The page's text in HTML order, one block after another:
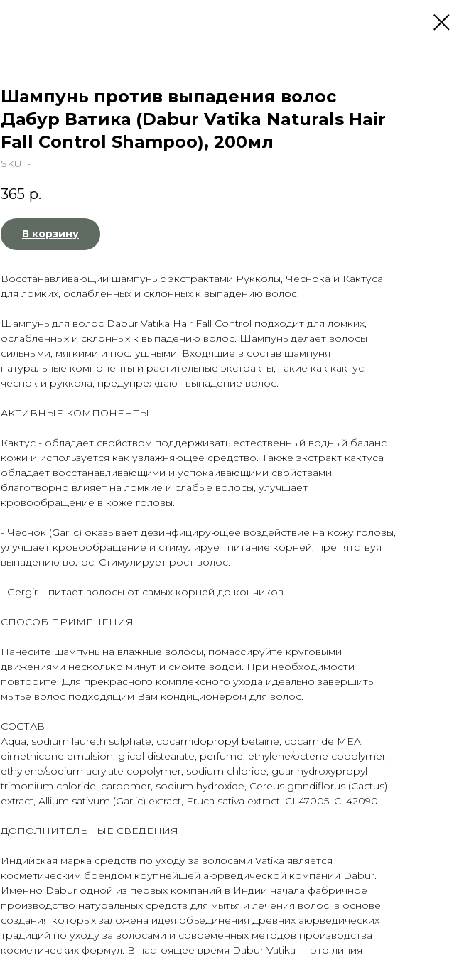
Шампунь против выпадения волос
Дабур Ватика (Dabur Vatika Naturals Hair
Fall Control Shampoo), 200мл
SKU: -
365 р.
В корзину
Восстанавливающий шампунь с экстрактами Рукколы, Чеснока и Кактуса
для ломких, ослабленных и склонных к выпадению волос.
Шампунь для волос Dabur Vatika Hair Fall Control подходит для ломких,
ослабленных и склонных к выпадению волос. Шампунь делает волосы
сильными, мягкими и послушными. Входящие в состав шампуня
натуральные компоненты и растительные экстракты, такие как кактус,
чеснок и руккола, предупреждают выпадение волос.
АКТИВНЫЕ КОМПОНЕНТЫ
Кактус - обладает свойством поддерживать естественный водный баланс
кожи и используется как увлажняющее средство. Также экстракт кактуса
обладает восстанавливающими и успокаивающими свойствами,
благотворно влияет на ломкие и слабые волосы, улучшает
кровообращение в коже головы.
- Чеснок (Garlic) оказывает дезинфицирующее воздействие на кожу головы,
улучшает кровообращение и стимулирует питание корней, препятствуя
выпадению волос. Стимулирует рост волос.
- Gergir – питает волосы от самых корней до кончиков.
СПОСОБ ПРИМЕНЕНИЯ
Нанесите шампунь на влажные волосы, помассируйте круговыми
движениями несколько минут и смойте водой. При необходимости
повторите. Для прекрасного комплексного ухода идеально завершить
мытьё волос подходящим Вам кондиционером для волос.
СОСТАВ
Аqua, sodium laureth sulphate, cocamidopropyl betaine, cocamide MEA,
dimethicone emulsion, glicol distearate, perfume, ethylene/octene copolymer,
ethylene/sodium acrylate copolymer, sodium chloride, guar hydroxypropyl
trimonium chloride, carbomer, sodium hydroxide, Cereus grandiflorus (Cactus)
extract, Allium sativum (Garlic) extract, Eruca sativa extract, CI 47005. Cl 42090
ДОПОЛНИТЕЛЬНЫЕ СВЕДЕНИЯ
Индийская марка средств по уходу за волосами Vatika является
косметическим брендом крупнейшей аюрведической компании Dabur.
Именно Dabur одной из первых компаний в Индии начала фабричное
производство натуральных средств для мытья и лечения волос, в основе
создания которых заложена идея объединения древних аюрведических
традиций по уходу за волосами и современных методов производства
косметических формул. В настоящее время Dabur Vatika — это линия